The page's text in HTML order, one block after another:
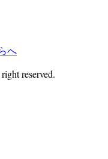
へ
reserved.